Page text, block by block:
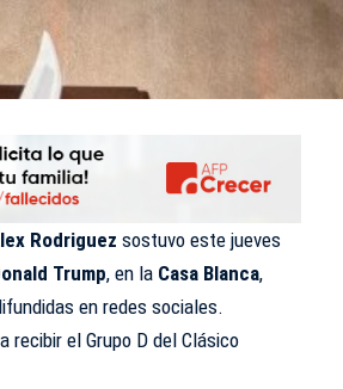
Rodriguez sostuvo este jueves
Trump, en la Casa Blanca,
en redes sociales.
recibir el Grupo D del Clásico